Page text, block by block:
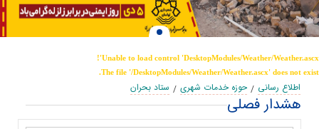
Unable to load control 'DesktopModules/Weather/Weather.ascx'!
The file '/DesktopModules/Weather/Weather.ascx' does not exist.
اطلاع رسانی حوزه خدمات شهری ستاد بحران
هشدار فصلی